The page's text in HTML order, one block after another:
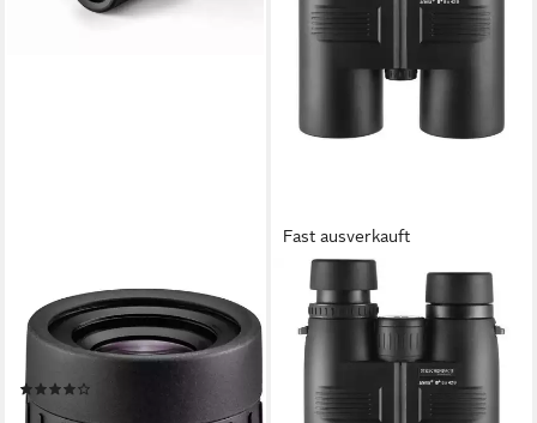
adventure 8 x 25 Monokular
(Kompakt und leicht für
schnelle Beobachtungen)
ab 100,94 €
Fast ausverkauft
ESCHENBACH
Fernglas Arena D+ 8 x 42 B
4254842 Fernglas
ab 168,55 €
lieferbar - in 2-3 Werktagen bei dir